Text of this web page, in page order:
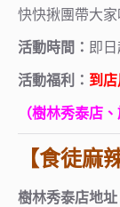
快快揪團帶大家
活動時間： 即
活動福利： 到
（樹林秀泰店
【食徒麻
樹林秀泰店地址